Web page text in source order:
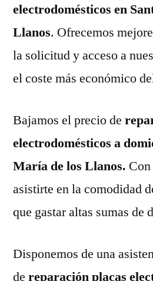
electrodomésticos en
Llanos. Ofrecemos
la solicitud y acceso a
el coste más económico
Bajamos el precio de
electrodomésticos a
María de los Llanos.
asistirte en la comodidad
que gastar altas sumas de
Disponemos de una
de reparación placas